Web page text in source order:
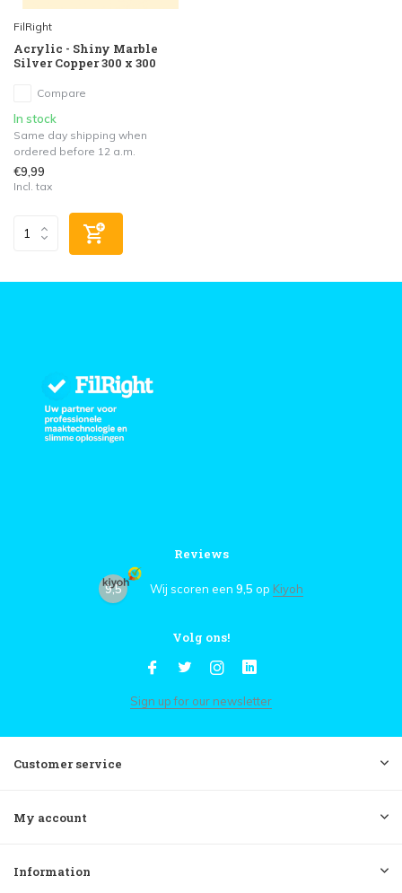
FilRight
Acrylic - Shiny Marble
Silver Copper 300 x 300
Compare
In stock
Same day shipping when
ordered before 12 a.m.
€9,99
Incl. tax
Reviews
9,5 Wij scoren een 9,5 op Kiyoh
Volg ons!
Sign up for our newsletter
Customer service
My account
Information